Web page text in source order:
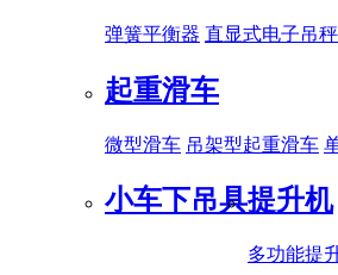
弹簧平衡器 直显式电子吊秤
起重滑车
微型滑车 吊架型起重滑车
小车下吊具提升机
多功能提